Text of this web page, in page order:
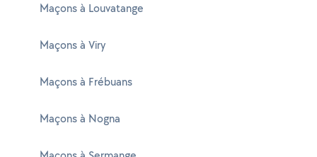
Maçons à Louvatange
Maçons à Viry
Maçons à Frébuans
Maçons à Nogna